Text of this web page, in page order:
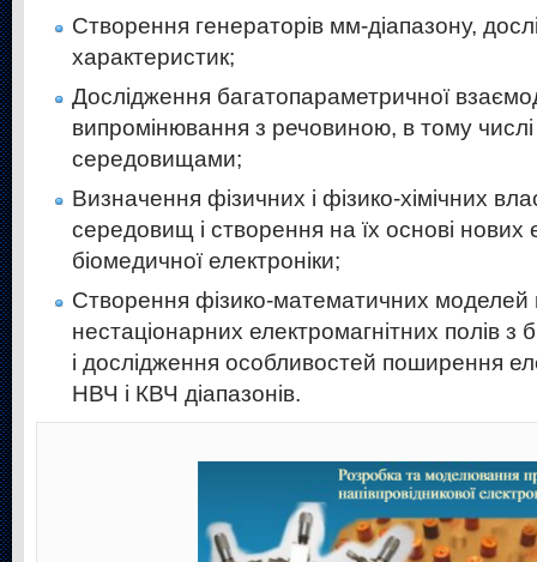
Створення генераторів мм-діапазону,
характеристик;
Дослідження багатопараметричної
випромінювання з речовиною, в тому числі
середовищами;
Визначення фізичних і фізико-хімічних
середовищ і створення на їх основі нових
біомедичної електроніки;
Створення фізико-математичних моделей
нестаціонарних електромагнітних полів з
і дослідження особливостей поширення
НВЧ і КВЧ діапазонів.